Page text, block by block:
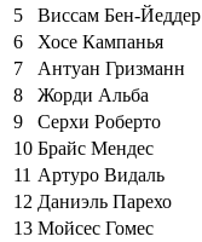
5
Виссам Бен-Йеддер
6
Хосе Кампанья
7
Антуан Гризманн
8
Жорди Альба
9
Серхи Роберто
10 Брайс Мендес
11 Артуро Видаль
12 Даниэль Парехо
13 Мойсес Гомес